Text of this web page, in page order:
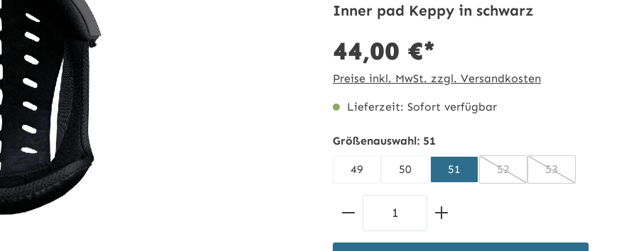
Inner pad Keppy in schwarz
44,00 €*
Preise inkl. MwSt. zzgl. Versandkosten
Lieferzeit: Sofort verfügbar
Größenauswahl: 51
49 50 51 52
(Diese Option ist zurzeit
53
(Diese Option ist
Produkt Anzahl: Gib den